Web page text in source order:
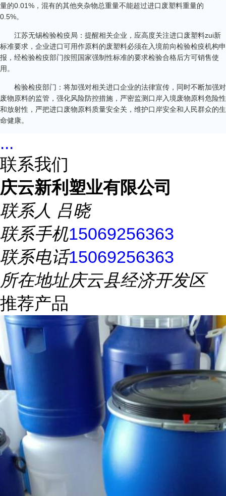
量的0.01%，混有的其他夹杂物总重量不能超过进口废塑料重量的
0.5%。
江苏无锡检验检疫局：提醒相关企业，应高度关注进口废塑料zui新
标准要求，企业进口可用作原料的废塑料必须在入境前向检验检疫机构申
报，经检验检疫部门按照国家强制性标准的要求检验合格后方可销售使
用。
检验检疫部门：将加强对相关进口企业的法律宣传，同时不断加强对
废物原料的监管，强化风险防控措施，严密监测口岸入境废物原料危险性
和放射性，严把进口废物原料质量安全关，维护口岸安全和人民群众的生
命健康。
...
联系我们
庆云新利塑业有限公司
联系人 吕晓
联系手机15069256363
联系电话15069256363
所在地址庆云县经济开发区
推荐产品